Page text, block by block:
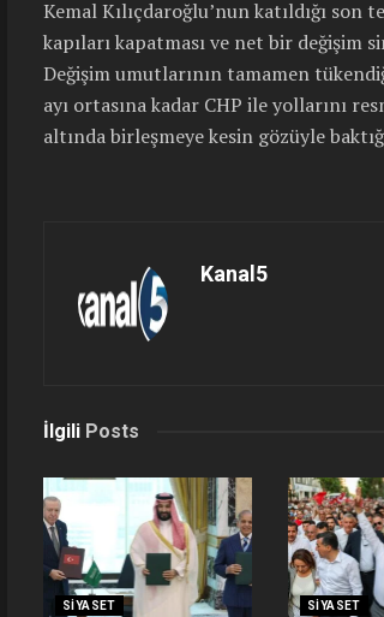
Kemal Kılıçdaroğlu’nun katıldığı son
kapıları kapatması ve net bir değişim
Değişim umutlarının tamamen
ayı ortasına kadar CHP ile yollarını
altında birleşmeye kesin gözüyle
Kanal5
İlgili Posts
SIYASET SIYASET